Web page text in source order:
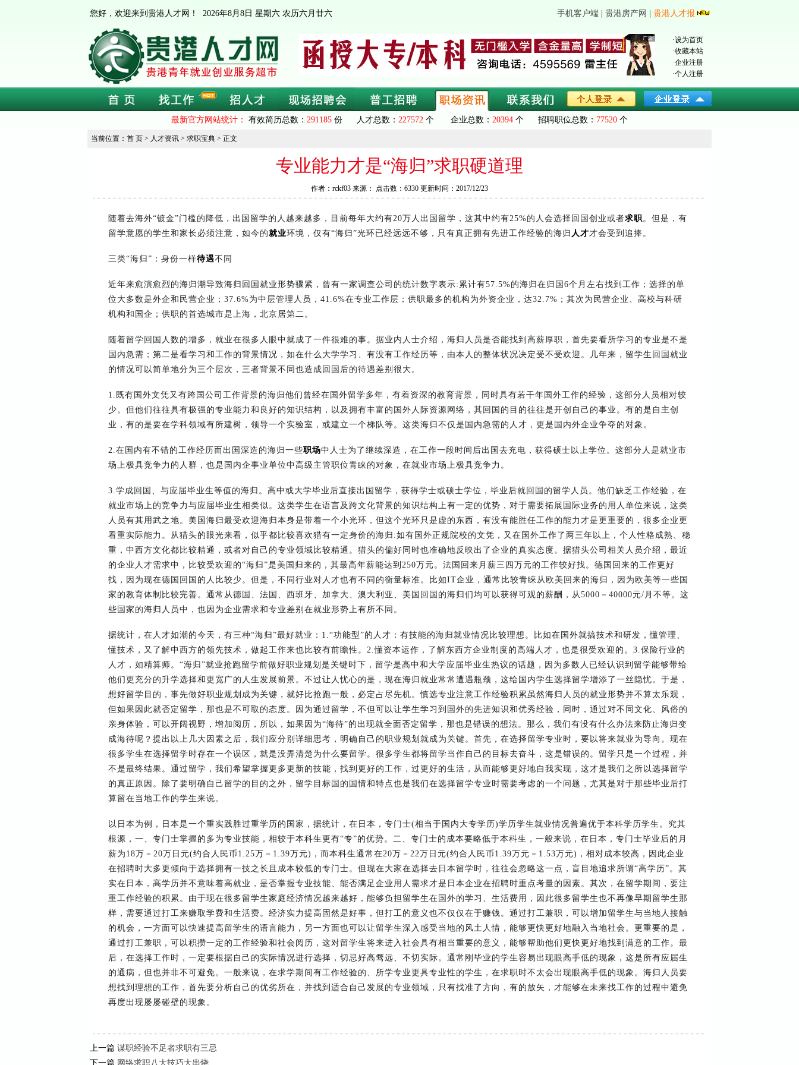
您好，欢迎来到贵港人才网！ 2026年8月8日 星期六 农历六月廿六 手机客户端 贵港房产网 贵港人才报
·设为首页
·收藏本站
·企业注册
·个人注册
最新官方网站统计： 有效简历总数： 291185 份 人才总数： 227572 个 企业总数： 20394 个 招聘职位总数： 77520 个
当前位置：首 页 > 人才资讯 > 求职宝典 > 正文
专业能力才是“海归”求职硬道理
作者：rckf03 来源： 点击数：6330 更新时间：2017/12/23
随着去海外“镀金”门槛的降低，出国留学的人越来越多，目前每年大约有20万人出国留学，这其中约有25%的人会选择回国创业或者求职。但是，有
留学意愿的学生和家长必须注意，如今的就业环境，仅有“海归”光环已经远远不够，只有真正拥有先进工作经验的海归 人才才会受到追捧。
三类“海归”：身份一样待遇不同
近年来愈演愈烈的海归潮导致海归回国就业形势骤紧，曾有一家调查公司的统计数字表示:累计有57.5%的海归在归国6个月左右找到工作；选择的单
位大多数是外企和民营企业；37.6%为中层管理人员，41.6%在专业工作层；供职最多的机构为外资企业，达32.7%；其次为民营企业、高校与科研
机构和国企；供职的首选城市是上海，北京居第二。
随着留学回国人数的增多，就业在很多人眼中就成了一件很难的事。据业内人士介绍，海归人员是否能找到高薪厚职，首先要看所学习的专业是不是
国内急需；第二是看学习和工作的背景情况，如在什么大学学习、有没有工作经历等，由本人的整体状况决定受不受欢迎。几年来，留学生回国就业
的情况可以简单地分为三个层次，三者背景不同也造成回国后的待遇差别很大。
1.既有国外文凭又有跨国公司工作背景的海归他们曾经在国外留学多年，有着资深的教育背景，同时具有若干年国外工作的经验，这部分人员相对较
少。但他们往往具有极强的专业能力和良好的知识结构，以及拥有丰富的国外人际资源网络，其回国的目的往往是开创自己的事业。有的是自主创
业，有的是要在学科领域有所建树，领导一个实验室，或建立一个梯队等。这类海归不仅是国内急需的人才，更是国内外企业争夺的对象。
2.在国内有不错的工作经历而出国深造的海归一些职场中人士为了继续深造，在工作一段时间后出国去充电，获得硕士以上学位。这部分人是就业市
场上极具竞争力的人群，也是国内企事业单位中高级主管职位青睐的对象，在就业市场上极具竞争力。
3.学成回国、与应届毕业生等值的海归。高中或大学毕业后直接出国留学，获得学士或硕士学位，毕业后就回国的留学人员。他们缺乏工作经验，在
就业市场上的竞争力与应届毕业生相类似。这类学生在语言及跨文化背景的知识结构上有一定的优势，对于需要拓展国际业务的用人单位来说，这类
人员有其用武之地。美国海归最受欢迎海归本身是带着一个小光环，但这个光环只是虚的东西，有没有能胜任工作的能力才是更重要的，很多企业更
看重实际能力。从猎头的眼光来看，似乎都比较喜欢猎有一定身价的海归:如有国外正规院校的文凭，又在国外工作了两三年以上，个人性格成熟、稳
重，中西方文化都比较精通，或者对自己的专业领域比较精通。猎头的偏好同时也准确地反映出了企业的真实态度。据猎头公司相关人员介绍，最近
的企业人才需求中，比较受欢迎的“海归”是美国归来的，其最高年薪能达到250万元。法国回来月薪三四万元的工作较好找。德国回来的工作更好
找，因为现在德国回国的人比较少。但是，不同行业对人才也有不同的衡量标准。比如IT企业，通常比较青睐从欧美回来的海归，因为欧美等一些国
家的教育体制比较完善。通常从德国、法国、西班牙、加拿大、澳大利亚、美国回国的海归们均可以获得可观的薪酬，从5000－40000元/月不等。这
些国家的海归人员中，也因为企业需求和专业差别在就业形势上有所不同。
据统计，在人才如潮的今天，有三种“海归”最好就业：1.“功能型”的人才：有技能的海归就业情况比较理想。比如在国外就搞技术和研发，懂管理、
懂技术，又了解中西方的领先技术，做起工作来也比较有前瞻性。2.懂资本运作，了解东西方企业制度的高端人才，也是很受欢迎的。3.保险行业的
人才，如精算师。“海归”就业抢跑留学前做好职业规划是关键时下，留学是高中和大学应届毕业生热议的话题，因为多数人已经认识到留学能够带给
他们更充分的升学选择和更宽广的人生发展前景。不过让人忧心的是，现在海归就业常常遭遇瓶颈，这给国内学生选择留学增添了一丝隐忧。于是，
想好留学目的，事先做好职业规划成为关键，就好比抢跑一般，必定占尽先机。慎选专业注意工作经验积累虽然海归人员的就业形势并不算太乐观，
但如果因此就否定留学，那也是不可取的态度。因为通过留学，不但可以让学生学习到国外的先进知识和优秀经验，同时，通过对不同文化、风俗的
亲身体验，可以开阔视野，增加阅历，所以，如果因为“海待”的出现就全面否定留学，那也是错误的想法。那么，我们有没有什么办法来防止海归变
成海待呢？提出以上几大因素之后，我们应分别详细思考，明确自己的职业规划就成为关键。首先，在选择留学专业时，要以将来就业为导向。现在
很多学生在选择留学时存在一个误区，就是没弄清楚为什么要留学。很多学生都将留学当作自己的目标去奋斗，这是错误的。留学只是一个过程，并
不是最终结果。通过留学，我们希望掌握更多更新的技能，找到更好的工作，过更好的生活，从而能够更好地自我实现，这才是我们之所以选择留学
的真正原因。除了要明确自己留学的目的之外，留学目标国的国情和特点也是我们在选择留学专业时需要考虑的一个问题，尤其是对于那些毕业后打
算留在当地工作的学生来说。
以日本为例，日本是一个重实践胜过重学历的国家，据统计，在日本，专门士(相当于国内大专学历)学历学生就业情况普遍优于本科学历学生。究其
根源，一、专门士掌握的多为专业技能，相较于本科生更有“专”的优势。二、专门士的成本要略低于本科生，一般来说，在日本，专门士毕业后的月
薪为18万－20万日元(约合人民币1.25万－1.39万元)，而本科生通常在20万－22万日元(约合人民币1.39万元－1.53万元)，相对成本较高，因此企业
在招聘时大多更倾向于选择拥有一技之长且成本较低的专门士。但现在大家在选择去日本留学时，往往会忽略这一点，盲目地追求所谓“高学历”。其
实在日本，高学历并不意味着高就业，是否掌握专业技能、能否满足企业用人需求才是日本企业在招聘时重点考量的因素。其次，在留学期间，要注
重工作经验的积累。由于现在很多留学生家庭经济情况越来越好，能够负担留学生在国外的学习、生活费用，因此很多留学生也不再像早期留学生那
样，需要通过打工来赚取学费和生活费。经济实力提高固然是好事，但打工的意义也不仅仅在于赚钱。通过打工兼职，可以增加留学生与当地人接触
的机会，一方面可以快速提高留学生的语言能力，另一方面也可以让留学生深入感受当地的风土人情，能够更快更好地融入当地社会。更重要的是，
通过打工兼职，可以积攒一定的工作经验和社会阅历，这对留学生将来进入社会具有相当重要的意义，能够帮助他们更快更好地找到满意的工作。最
后，在选择工作时，一定要根据自己的实际情况进行选择，切忌好高骛远、不切实际。通常刚毕业的学生容易出现眼高手低的现象，这是所有应届生
的通病，但也并非不可避免。一般来说，在求学期间有工作经验的、所学专业更具专业性的学生，在求职时不太会出现眼高手低的现象。海归人员要
想找到理想的工作，首先要分析自己的优劣所在，并找到适合自己发展的专业领域，只有找准了方向，有的放矢，才能够在未来找工作的过程中避免
再度出现屡屡碰壁的现象。
上一篇 谋职经验不足者求职有三忌
下一篇 网络求职八大技巧大串烧